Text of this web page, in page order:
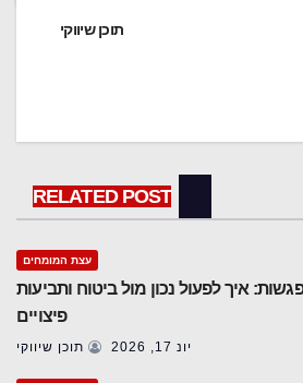
תוכן שיווקי
RELATED POST
עצת המומחים
איך לפעול נכון מול ביטוח ותביעות
פיצויים
יונ 17, 2026 תוכן שיווקי